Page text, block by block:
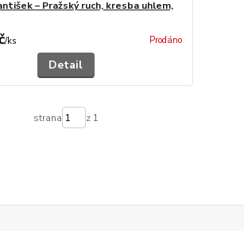
– Pražský ruch, kresba uhlem,
/ks Prodáno
Detail
strana z 1